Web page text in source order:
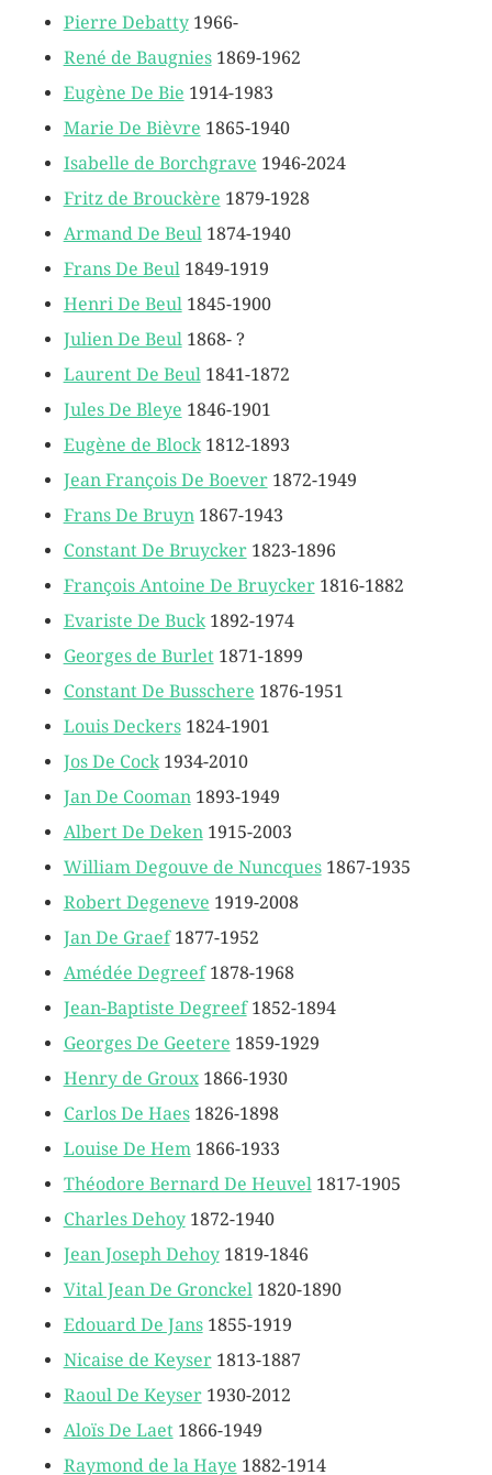
Pierre Debatty1966-
René de Baugnies1869-1962
Eugène De Bie 1914-1983
Marie De Bièvre 1865-1940
Isabelle de Borchgrave 1946-2024
Fritz de Brouckère 1879-1928
Armand De Beul1874-1940
Frans De Beul1849-1919
Henri De Beul1845-1900
Julien De Beul1868- ?
Laurent De Beul1841-1872
Jules De Bleye 1846-1901
Eugène de Block1812-1893
Jean François De Boever1872-1949
Frans De Bruyn1867-1943
Constant De Bruycker1823-1896
François Antoine De Bruycker1816-1882
Evariste De Buck1892-1974
Georges de Burlet1871-1899
Constant De Busschere 1876-1951
Louis Deckers1824-1901
Jos De Cock1934-2010
Jan De Cooman1893-1949
Albert De Deken1915-2003
William Degouve de Nuncques1867-1935
Robert Degeneve 1919-2008
Jan De Graef1877-1952
Amédée Degreef1878-1968
Jean-Baptiste Degreef1852-1894
Georges De Geetere 1859-1929
Henry de Groux1866-1930
Carlos De Haes1826-1898
Louise De Hem1866-1933
Théodore Bernard De Heuvel1817-1905
Charles Dehoy1872-1940
Jean Joseph Dehoy1819-1846
Vital Jean De Gronckel1820-1890
Edouard De Jans1855-1919
Nicaise de Keyser1813-1887
Raoul De Keyser1930-2012
Aloïs De Laet1866-1949
Raymond de la Haye 1882-1914